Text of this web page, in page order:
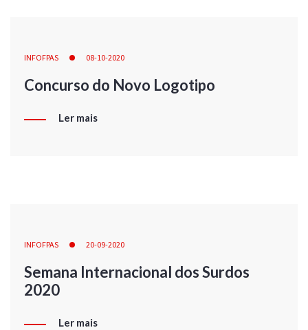
INFOFPAS 08-10-2020
Concurso do Novo Logotipo
Ler mais
INFOFPAS 20-09-2020
Semana Internacional dos Surdos
2020
Ler mais